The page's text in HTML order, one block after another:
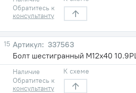
Обратитесь к
консультанту
15
337563
Болт шестигранный M12х40 10.9PL
Наличие
Обратитесь к
консультанту
К схеме